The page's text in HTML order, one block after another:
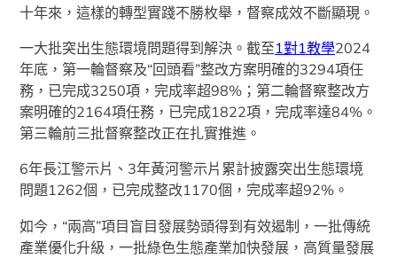
十年來，這樣的轉型實踐不勝枚舉，督察成效不斷顯現。
一大批突出生態環境問題得到解決。截至1對1教學2024
年底，第一輪督察及“回頭看”整改方案明確的3294項任
務，已完成3250項，完成率超98%；第二輪督察整改方
案明確的2164項任務，已完成1822項，完成率達84%。
第三輪前三批督察整改正在扎實推進。
6年長江警示片、3年黃河警示片累計披露突出生態環境
問題1262個，已完成整改1170個，完成率超92%。
如今，“兩高”項目盲目發展勢頭得到有效遏制，一批傳統
產業優化升級，一批綠色生態產業加快發展，高質量發展